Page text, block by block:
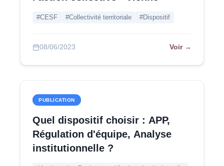
#CESF #Collectivité territoriale #Dispositif
08/06/2023 Voir →
PUBLICATION
Quel dispositif choisir : APP,
Régulation d'équipe, Analyse
institutionnelle ?